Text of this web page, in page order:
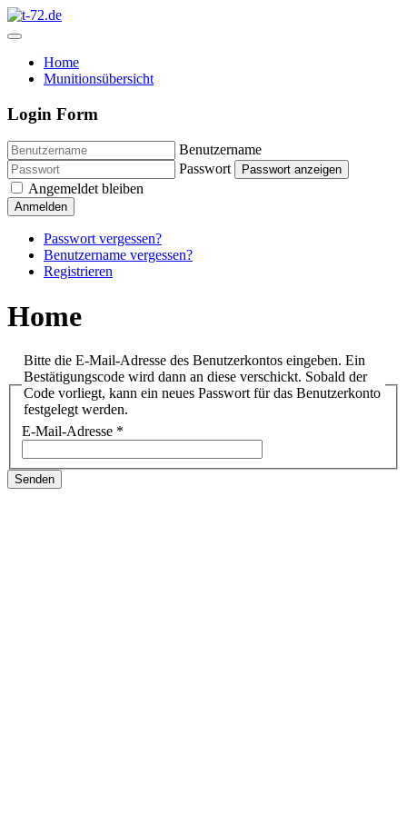
Home
Munitionsübersicht
Login Form
Benutzername
Passwort
Passwort anzeigen
Angemeldet bleiben
Anmelden
Passwort vergessen?
Benutzername vergessen?
Registrieren
Home
Bitte die E-Mail-Adresse des Benutzerkontos eingeben. Ein
Bestätigungscode wird dann an diese verschickt. Sobald der
Code vorliegt, kann ein neues Passwort für das Benutzerkonto
festgelegt werden.
E-Mail-Adresse *
Senden